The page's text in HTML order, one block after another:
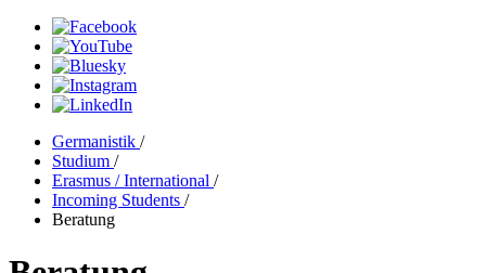
Germanistik /
Studium /
Erasmus / International /
Incoming Students /
Beratung